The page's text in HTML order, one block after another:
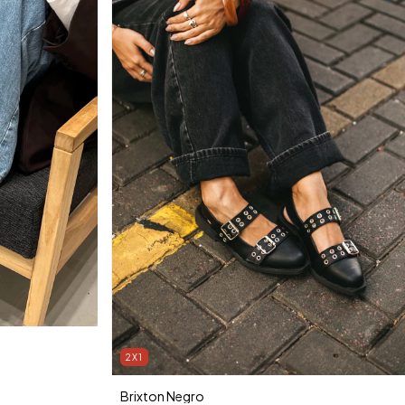
2X1
Brixton Negro